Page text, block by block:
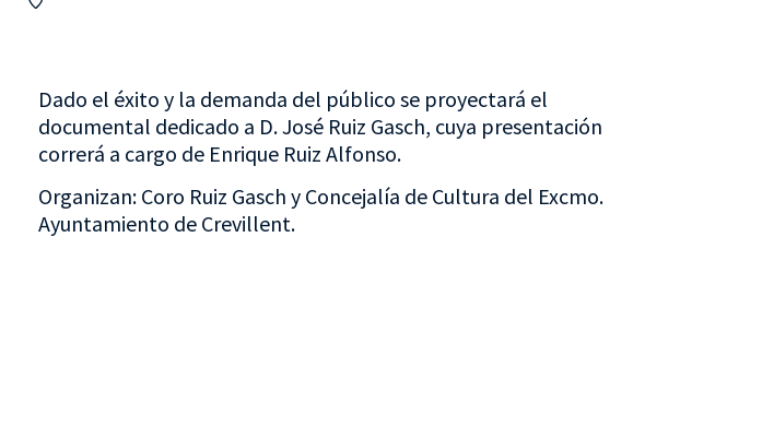
Dado el éxito y la demanda del público se proyectará el
documental dedicado a D. José Ruiz Gasch, cuya presentación
correrá a cargo de Enrique Ruiz Alfonso.
Organizan: Coro Ruiz Gasch y Concejalía de Cultura del Excmo.
Ayuntamiento de Crevillent.